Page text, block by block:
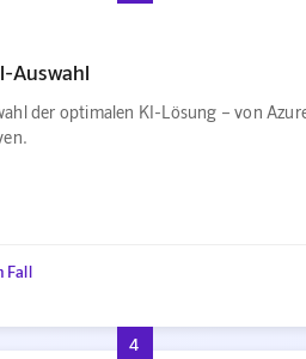
Auswahl
der optimalen KI-Lösung – von
Fall
4